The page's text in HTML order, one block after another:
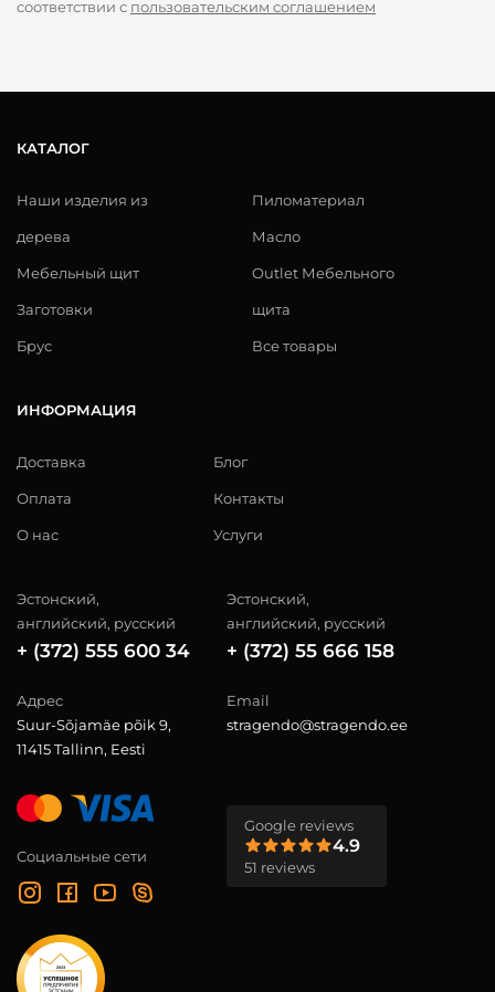
соответствии с пользовательским соглашением
КАТАЛОГ
Наши изделия из
дерева
Мебельный щит
Заготовки
Брус
Пиломатериал
Масло
Outlet Мебельного
щита
Все товары
ИНФОРМАЦИЯ
Доставка
Оплата
О нас
Блог
Контакты
Услуги
Эстонский,
английский, русский
+ (372) 555 600 34
Эстонский,
английский, русский
+ (372) 55 666 158
Адрес
Suur-Sõjamäe põik 9,
11415 Tallinn, Eesti
Email
stragendo@stragendo.ee
Социальные сети
Google reviews
4.9
51 reviews